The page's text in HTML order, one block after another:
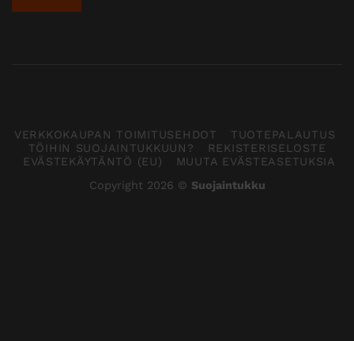
VERKKOKAUPAN TOIMITUSEHDOT
TUOTEPALAUTUS
TÖIHIN SUOJAINTUKKUUN?
REKISTERISELOSTE
EVÄSTEKÄYTÄNTÖ (EU)
MUUTA EVÄSTEASETUKSIA
Copyright 2026 © Suojaintukku